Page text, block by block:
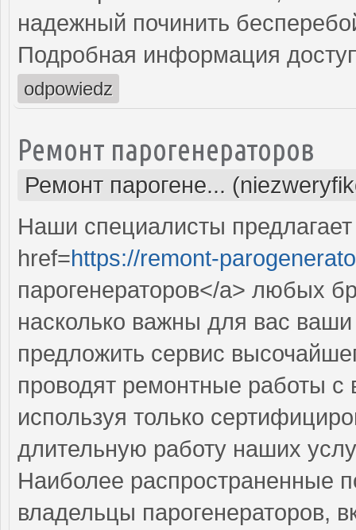
надежный починить
Подробная информация
odpowiedz
Ремонт парогенераторов
Ремонт парогене...
Наши специалисты
href=https://remont-
парогенераторов</a> любых
насколько важны для вас
предложить сервис
проводят ремонтные работы с
используя только
длительную работу наших
Наиболее распространенные
владельцы парогенераторов,